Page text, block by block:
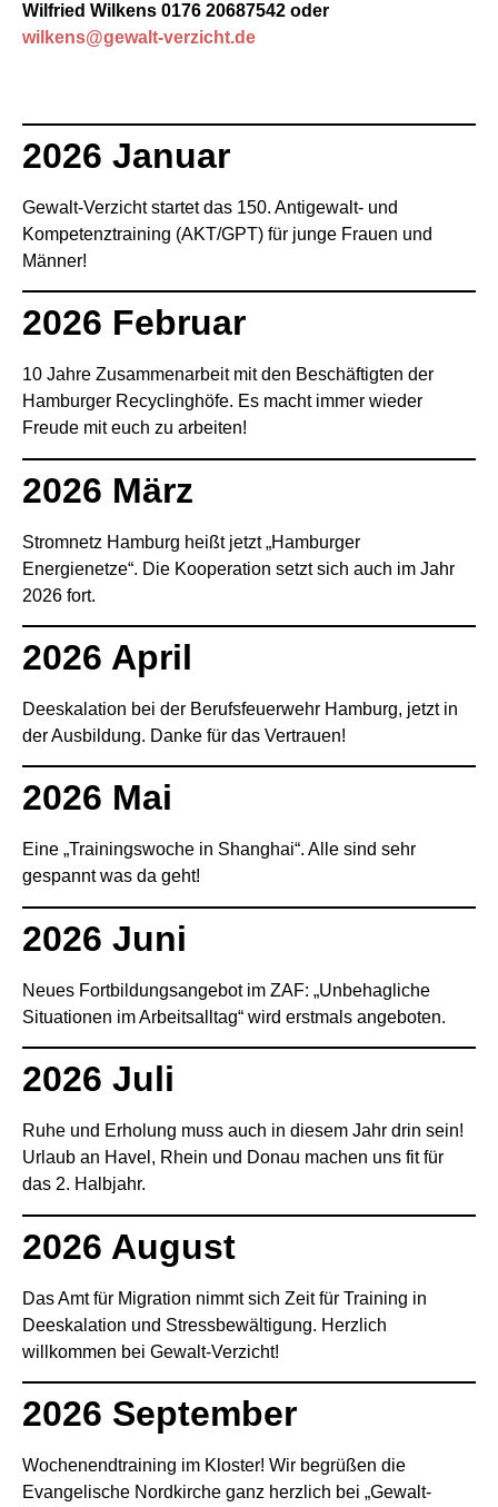
Wilfried Wilkens 0176 20687542 oder
wilkens@gewalt-verzicht.de
2026 Januar
Gewalt-Verzicht startet das 150. Antigewalt- und
Kompetenztraining (AKT/GPT) für junge Frauen und
Männer!
2026 Februar
10 Jahre Zusammenarbeit mit den Beschäftigten der
Hamburger Recyclinghöfe. Es macht immer wieder
Freude mit euch zu arbeiten!
2026 März
Stromnetz Hamburg heißt jetzt „Hamburger
Energienetze“. Die Kooperation setzt sich auch im Jahr
2026 fort.
2026 April
Deeskalation bei der Berufsfeuerwehr Hamburg, jetzt in
der Ausbildung. Danke für das Vertrauen!
2026 Mai
Eine „Trainingswoche in Shanghai“. Alle sind sehr
gespannt was da geht!
2026 Juni
Neues Fortbildungsangebot im ZAF: „Unbehagliche
Situationen im Arbeitsalltag“ wird erstmals angeboten.
2026 Juli
Ruhe und Erholung muss auch in diesem Jahr drin sein!
Urlaub an Havel, Rhein und Donau machen uns fit für
das 2. Halbjahr.
2026 August
Das Amt für Migration nimmt sich Zeit für Training in
Deeskalation und Stressbewältigung. Herzlich
willkommen bei Gewalt-Verzicht!
2026 September
Wochenendtraining im Kloster! Wir begrüßen die
Evangelische Nordkirche ganz herzlich bei „Gewalt-